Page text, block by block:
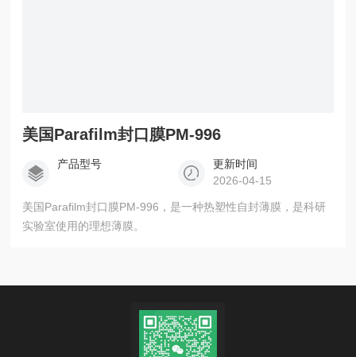
美国Parafilm封口膜PM-996
产品型号
更新时间
2026-04-15
美国Parafilm封口膜PM-996，是一种热塑性自封薄膜，是科研
实验室使用的理想薄膜。